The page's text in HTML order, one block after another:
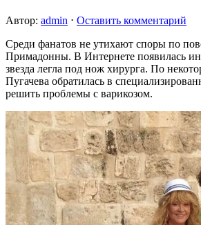
Автор: admin ⋅ Оставить комментарий
Среди фанатов не утихают споры по
Примадонны. В Интернете появилась
звезда легла под нож хирурга. По
Пугачева обратилась в
решить проблемы с варикозом.